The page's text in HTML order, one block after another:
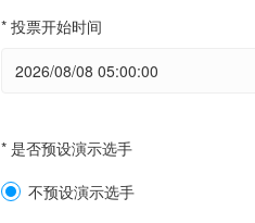
* 投票开始时间
* 是否预设演示选手
不预设演示选手